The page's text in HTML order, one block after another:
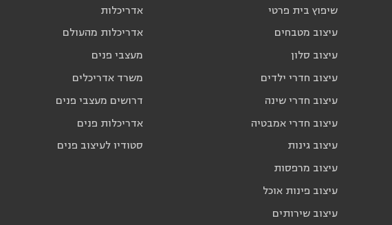
שיפוץ בית פרטי
עיצוב מטבחים
עיצוב סלון
עיצוב חדרי ילדים
עיצוב חדרי שינה
עיצוב חדרי אמבטיה
עיצוב גינות
עיצוב מרפסות
עיצוב פינות אוכל
עיצוב שירותים
אדריכלות
אדריכלות מהעולם
מעצבי פנים
משרד אדריכלים
דרושים מעצבי פנים
אדריכלות פנים
סטודיו לעיצוב פנים